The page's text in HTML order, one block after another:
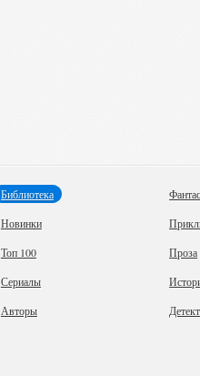
Библиотека
Новинки
Топ 100
Сериалы
Авторы
Проза